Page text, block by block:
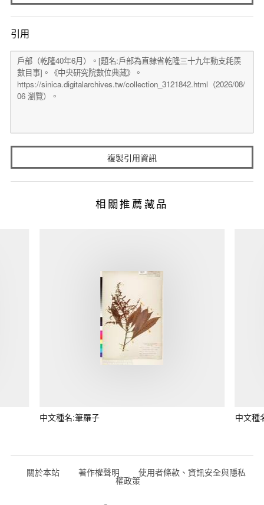
引用
複製引用資訊
相關推薦藏品
中文種名:筆羅子 中文種
關於本站 著作權聲明 使用者條款、資訊安全與隱私
權政策